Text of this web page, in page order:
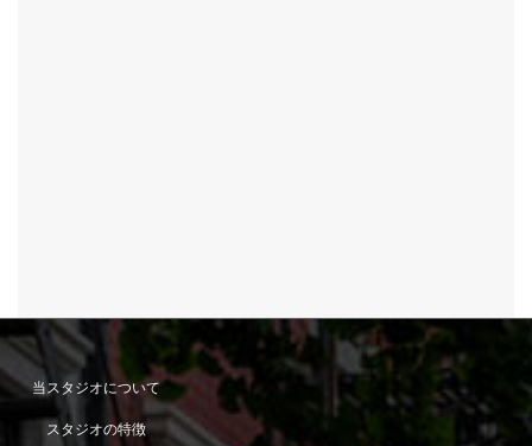
当スタジオについて
スタジオの特徴